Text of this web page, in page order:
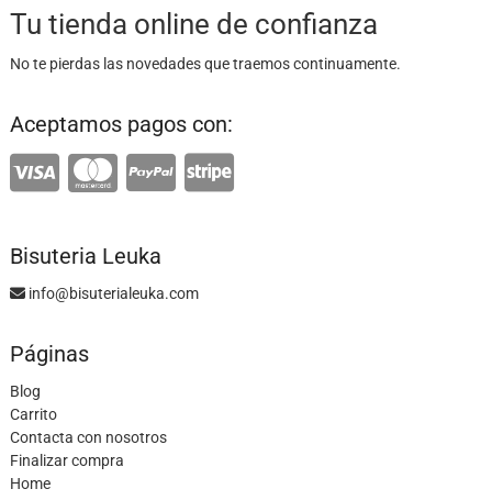
Tu tienda online de confianza
No te pierdas las novedades que traemos continuamente.
Aceptamos pagos con:
Bisuteria Leuka
info@bisuterialeuka.com
Páginas
Blog
Carrito
Contacta con nosotros
Finalizar compra
Home